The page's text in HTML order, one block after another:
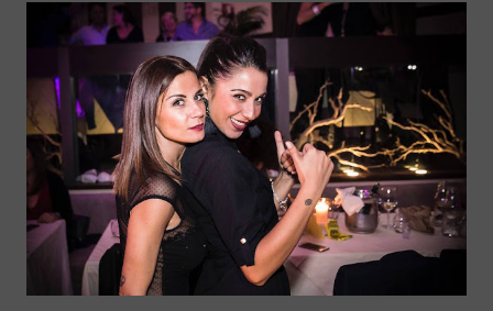
ottobre si chiama "The Last Fight", l'ultimo combattimento
e comprende uno spettacolo diretto da Ale Big Mama. Big
Mama ha creato tra l'altro pure lo show che ha aperto la
stagione di Africana Famous Club - Praiano (SA). In console,
insieme al solidissimo resident dj Nello Fiorentino, tornano
Lello Mascolo, dj producer attivo da anni al mixer ed Ania J
alla voce, una delle vocalist più richieste nei fashion club ...